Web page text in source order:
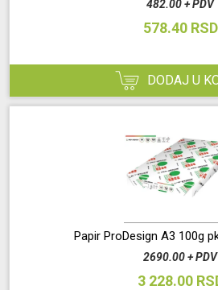
482.00 + PDV
578.40 RSD
DODAJ U
Papir ProDesign A3 100g
2690.00 + PDV
3 228.00